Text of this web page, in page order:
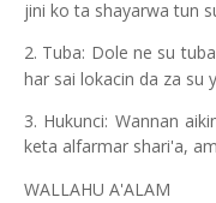
jini ko ta shayarwa tun
2. Tuba: Dole ne su
har sai lokacin da za su
3. Hukunci: Wannan
keta alfarmar shari'a,
WALLAHU A'ALAM